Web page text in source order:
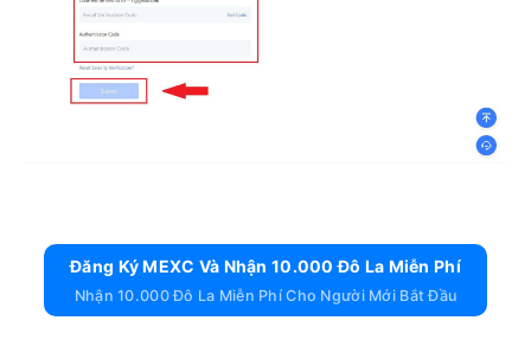
Đăng Ký MEXC Và Nhận 10.000 Đô La Miễn Phí
Nhận 10.000 Đô La Miễn Phí Cho Người Mới Bắt Đầu